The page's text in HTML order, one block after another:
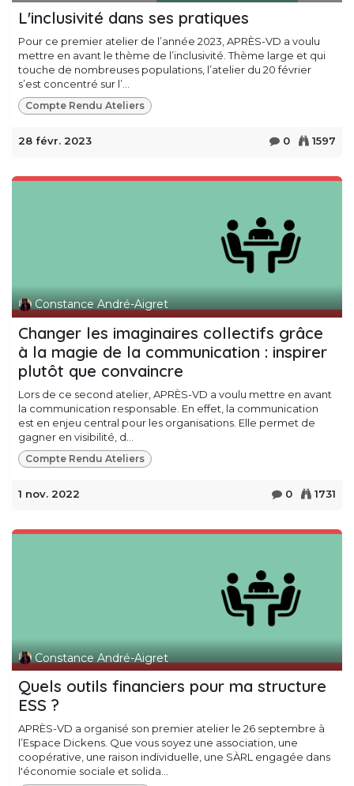
L'inclusivité dans ses pratiques
Pour ce premier atelier de l’année 2023, APRÈS-VD a voulu
mettre en avant le thème de l’inclusivité. Thème large et qui
touche de nombreuses populations, l’atelier du 20 février
s’est concentré sur l’...
Compte Rendu Ateliers
28 févr. 2023 0 1597
Constance André-Aigret
Changer les imaginaires collectifs grâce
à la magie de la communication : inspirer
plutôt que convaincre
Lors de ce second atelier, APRÈS-VD a voulu mettre en avant
la communication responsable. En effet, la communication
est en enjeu central pour les organisations. Elle permet de
gagner en visibilité, d...
Compte Rendu Ateliers
1 nov. 2022 0 1731
Constance André-Aigret
Quels outils financiers pour ma structure
ESS ?
APRÈS-VD a organisé son premier atelier le 26 septembre à
l’Espace Dickens. Que vous soyez une association, une
coopérative, une raison individuelle, une SÀRL engagée dans
l'économie sociale et solida...